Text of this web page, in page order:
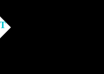
заказа к печати
могут связаться с Вами
телефону или email для
деталей.